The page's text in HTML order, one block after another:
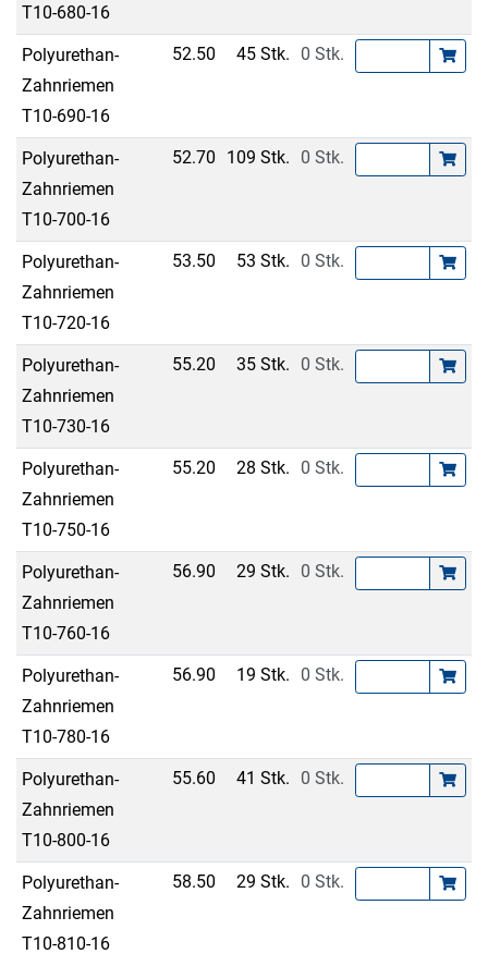
T10-680-16
Polyurethan-
Zahnriemen
T10-690-16
52.50 45 Stk. 0 Stk.
Polyurethan-
Zahnriemen
T10-700-16
52.70 109 Stk. 0 Stk.
Polyurethan-
Zahnriemen
T10-720-16
53.50 53 Stk. 0 Stk.
Polyurethan-
Zahnriemen
T10-730-16
55.20 35 Stk. 0 Stk.
Polyurethan-
Zahnriemen
T10-750-16
55.20 28 Stk. 0 Stk.
Polyurethan-
Zahnriemen
T10-760-16
56.90 29 Stk. 0 Stk.
Polyurethan-
Zahnriemen
T10-780-16
56.90 19 Stk. 0 Stk.
Polyurethan-
Zahnriemen
T10-800-16
55.60 41 Stk. 0 Stk.
Polyurethan-
Zahnriemen
T10-810-16
58.50 29 Stk. 0 Stk.